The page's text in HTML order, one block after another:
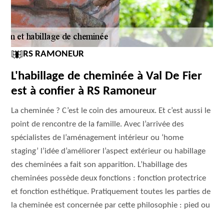
RS RAMONEUR
L'habillage de cheminée à Val De Fier
est à confier à RS Ramoneur
La cheminée ? C’est le coin des amoureux. Et c’est aussi le
point de rencontre de la famille. Avec l’arrivée des
spécialistes de l’aménagement intérieur ou ‘home
staging’ l’idée d’améliorer l’aspect extérieur ou habillage
des cheminées a fait son apparition. L’habillage des
cheminées possède deux fonctions : fonction protectrice
et fonction esthétique. Pratiquement toutes les parties de
la cheminée est concernée par cette philosophie : pied ou